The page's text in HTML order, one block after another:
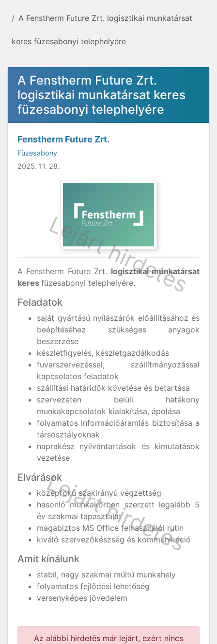
A Fenstherm Future Zrt. logisztikai munkatársat
keres füzesabonyi telephelyére
A Fenstherm Future Zrt.
logisztikai munkatársat keres
füzesabonyi telephelyére
Fenstherm Future Zrt.
Füzesabony
2025. 11. 28.
A Fenstherm Future Zrt. logisztikai munkatársat
keres füzesabonyi telephelyére.
Feladatok
saját gyártású nyílászárók előállításához és
beépítéséhez szükséges anyagok
beszerzése
készletfigyelés, készletgazdálkodás
fuvarszervezéssel, szállítmányozással
kapcsolatos feladatok
szállítási határidők követése és betartása
szervezeten belüli hatékony
munkakapcsolatok kialakítása, ápolása
folyamatos információáramlás biztosítása a
társosztályoknak
naprakész nyilvántartások és kimutatások
vezetése
Elvárások
középfokú szakirányú végzettség
hasonló munkakörben szerzett legalább 5
év szakmai tapasztalat
magabiztos MS Office felhasználói rutin
kiváló szervezőkészség és kommunikáció
Amit kínálunk
stabil, nagy szakmai múltú munkahely
folyamatos fejlődési lehetőség
versenyképes jövedelem
Az alábbi hirdetés már lejárt, ezért nincs